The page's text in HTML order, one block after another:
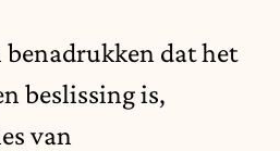
dat het
beslissing is,
van